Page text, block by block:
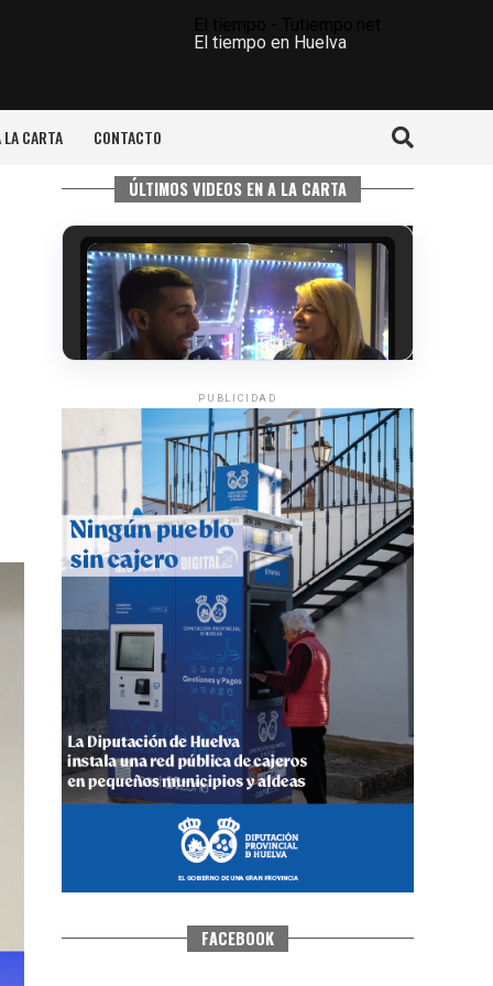
El tiempo en Huelva
LA CARTA CONTACTO
ÚLTIMOS VIDEOS EN A LA CARTA
5º DÍA DE LAS FIESTAS COLOMBINAS
2026
·Huelvatv
CUARTA CORRIDA DE LAS FIESTAS
COLOMBINAS 2026
hace 5 días· Huelvatv
PUBLICIDAD
FACEBOOK